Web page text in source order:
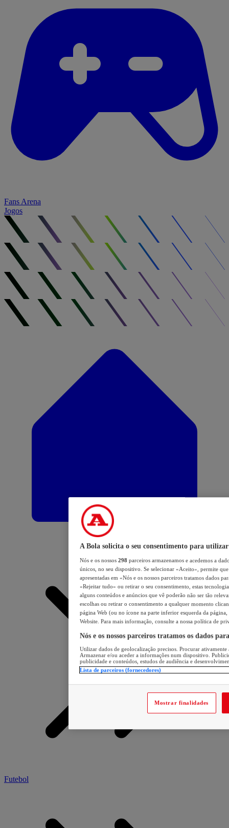
Fans Arena
Jogos
Futebol
A Bola solicita o seu consentimento para utilizar
Nós e os nossos 298 parceiros armazenamos e acedemos a
únicos, no seu dispositivo. Se selecionar «Aceito», permite
apresentadas em «Nós e os nossos parceiros tratamos dados
«Rejeitar tudo» ou retirar o seu consentimento, estas
alguns conteúdos e anúncios que vê poderão não ser tão
escolhas ou retirar o consentimento a qualquer momento
página Web (ou no ícone na parte inferior esquerda da página,
Website. Para mais informação, consulte a nossa política de
Nós e os nossos parceiros tratamos os dados
Utilizar dados de geolocalização precisos. Procurar
Armazenar e/ou aceder a informações num dispositivo.
publicidade e conteúdos, estudos de audiência e
Lista de parceiros (fornecedores)
Mostrar finalidades